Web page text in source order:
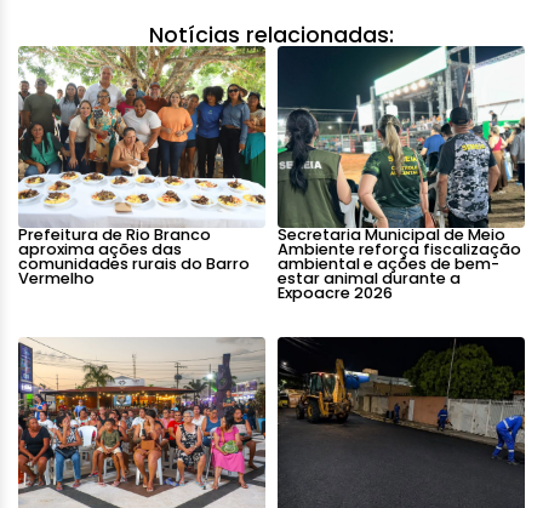
Notícias relacionadas:
Prefeitura de Rio Branco
aproxima ações das
comunidades rurais do Barro
Vermelho
Secretaria Municipal de Meio
Ambiente reforça fiscalização
ambiental e ações de bem-
estar animal durante a
Expoacre 2026